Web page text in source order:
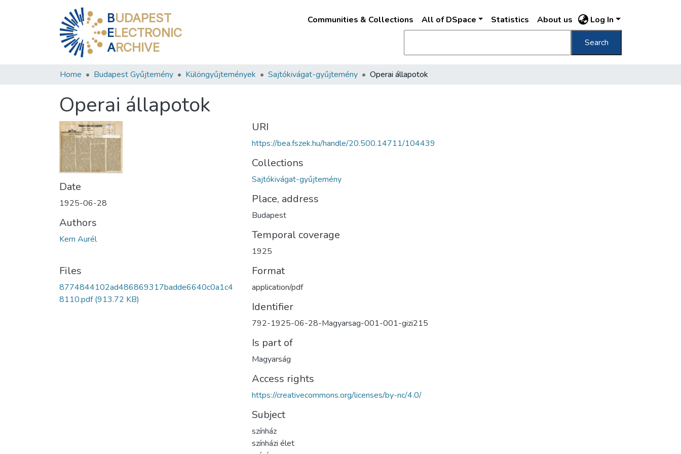
BUDAPEST
ELECTRONIC
ARCHIVE
Communities & Collections All of DSpace Statistics About us Log In
Search
Home Budapest Gyűjtemény Különgyűjtemények Sajtókivágat-gyűjtemény Operai állapotok
Operai állapotok
Date
1925-06-28
Authors
Kern Aurél
Files
8774844102ad486869317badde6640c0a1c4
8110.pdf(913.72 KB)
URI
https://bea.fszek.hu/handle/20.500.14711/104439
Collections
Sajtókivágat-gyűjtemény
Place, address
Budapest
Temporal coverage
1925
Format
application/pdf
Identifier
792-1925-06-28-Magyarsag-001-001-gizi215
Is part of
Magyarság
Access rights
https://creativecommons.org/licenses/by-nc/4.0/
Subject
színház
színházi élet